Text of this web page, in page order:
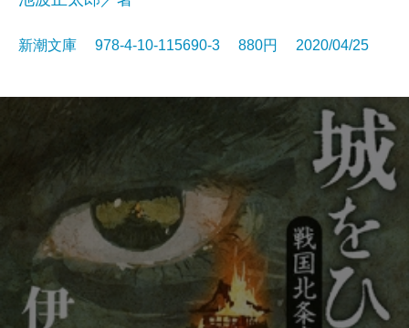
新潮文庫 978-4-10-115690-3 880円 2020/04/25